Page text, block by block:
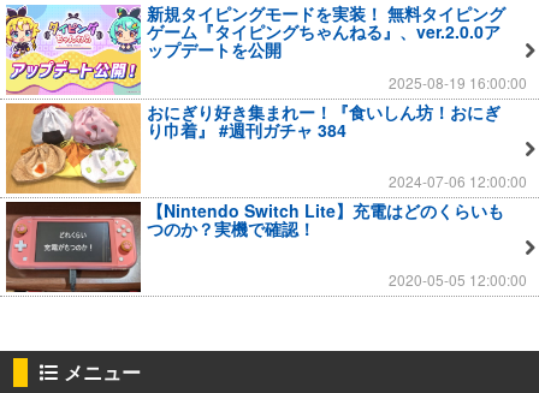
新規タイピングモードを実装！ 無料タイピング
ゲーム『タイピングちゃんねる』、ver.2.0.0ア
ップデートを公開
2025-08-19 16:00:00
おにぎり好き集まれー！『食いしん坊！おにぎ
り巾着』 #週刊ガチャ 384
2024-07-06 12:00:00
【Nintendo Switch Lite】充電はどのくらいも
つのか？実機で確認！
2020-05-05 12:00:00
メニュー